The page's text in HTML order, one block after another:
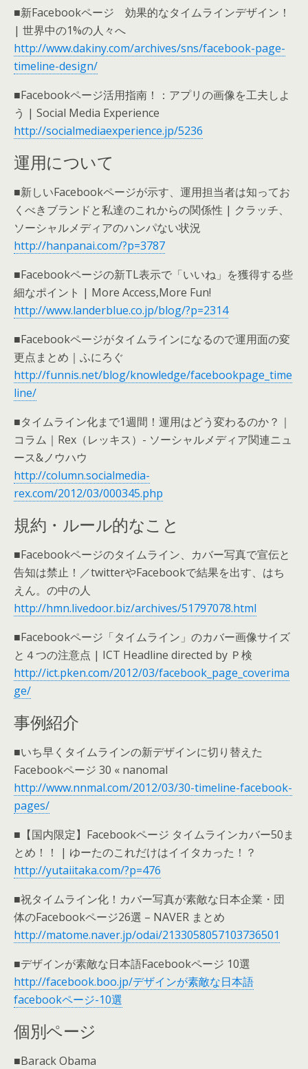
■新Facebookページ 効果的なタイムラインデザイン！
| 世界中の1%の人々へ
http://www.dakiny.com/archives/sns/facebook-page-
timeline-design/
■Facebookページ活用指南！：アプリの画像を工夫しよ
う | Social Media Experience
http://socialmediaexperience.jp/5236
運用について
■新しいFacebookページが示す、運用担当者は知ってお
くべきブランドと私達のこれからの関係性 | クラッチ、
ソーシャルメディアのハンパない状況
http://hanpanai.com/?p=3787
■Facebookページの新TL表示で「いいね」を獲得する些
細なポイント | More Access,More Fun!
http://www.landerblue.co.jp/blog/?p=2314
■Facebookページがタイムラインになるので運用面の変
更点まとめ｜ふにろぐ
http://funnis.net/blog/knowledge/facebookpage_time
line/
■タイムライン化まで1週間！運用はどう変わるのか？｜
コラム｜Rex（レッキス）- ソーシャルメディア関連ニュ
ース&ノウハウ
http://column.socialmedia-
rex.com/2012/03/000345.php
規約・ルール的なこと
■Facebookページのタイムライン、カバー写真で宣伝と
告知は禁止！／twitterやFacebookで結果を出す、はち
えん。の中の人
http://hmn.livedoor.biz/archives/51797078.html
■Facebookページ「タイムライン」のカバー画像サイズ
と４つの注意点 | ICT Headline directed by Ｐ検
http://ict.pken.com/2012/03/facebook_page_coverima
ge/
事例紹介
■いち早くタイムラインの新デザインに切り替えた
Facebookページ 30 « nanomal
http://www.nnmal.com/2012/03/30-timeline-facebook-
pages/
■【国内限定】Facebookページ タイムラインカバー50ま
とめ！！ | ゆーたのこれだけはイイタカった！？
http://yutaiitaka.com/?p=476
■祝タイムライン化！カバー写真が素敵な日本企業・団
体のFacebookページ26選 – NAVER まとめ
http://matome.naver.jp/odai/2133058057103736501
■デザインが素敵な日本語Facebookページ 10選
http://facebook.boo.jp/デザインが素敵な日本語
facebookページ-10選
個別ページ
■Barack Obama